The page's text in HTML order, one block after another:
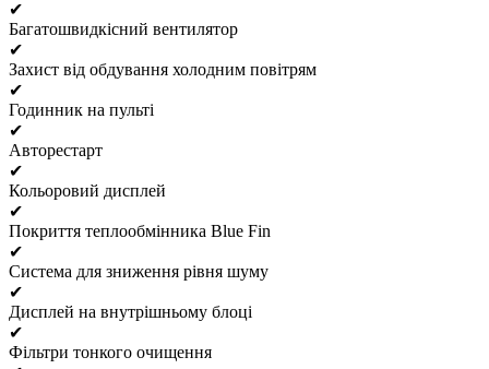
✔
Багатошвидкісний вентилятор
✔
Захист від обдування холодним повітрям
✔
Годинник на пульті
✔
Авторестарт
✔
Кольоровий дисплей
✔
Покриття теплообмінника Blue Fin
✔
Система для зниження рівня шуму
✔
Дисплей на внутрішньому блоці
✔
Фільтри тонкого очищення